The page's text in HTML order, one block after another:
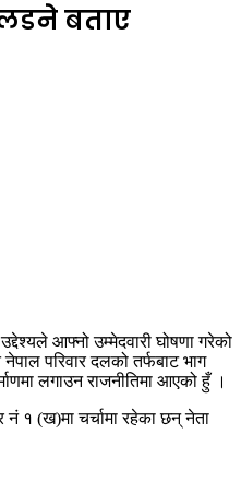
बताए
आफ्नो उम्मेदवारी घोषणा गरेको
परिवार दलको तर्फबाट भाग
लगाउन राजनीतिमा आएको हुँ ।
१ (ख)मा चर्चामा रहेका छन् नेता